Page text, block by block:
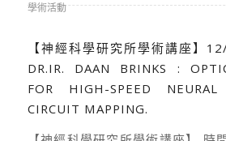
學術活動
【神經科學研究所學術講座】
DR.IR. DAAN BRINKS :
FOR HIGH-SPEED
CIRCUIT MAPPING.